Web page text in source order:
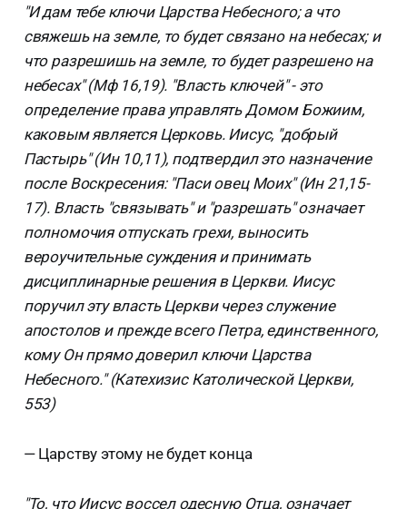
"И дам тебе ключи Царства Небесного; а что
свяжешь на земле, то будет связано на небесах; и
что разрешишь на земле, то будет разрешено на
небесах" (Мф 16,19). "Власть ключей" - это
определение права управлять Домом Божиим,
каковым является Церковь. Иисус, "добрый
Пастырь" (Ин 10,11), подтвердил это назначение
после Воскресения: "Паси овец Моих" (Ин 21,15-
17). Власть "связывать" и "разрешать" означает
полномочия отпускать грехи, выносить
вероучительные суждения и принимать
дисциплинарные решения в Церкви. Иисус
поручил эту власть Церкви через служение
апостолов и прежде всего Петра, единственного,
кому Он прямо доверил ключи Царства
Небесного." (Катехизис Католической Церкви,
553)
— Царству этому не будет конца
"То, что Иисус воссел одесную Отца, означает